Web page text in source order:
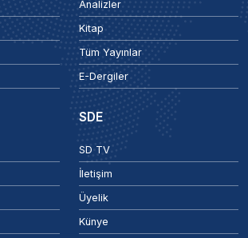
Analizler
Kitap
Tüm Yayınlar
E-Dergiler
SDE
SD TV
İletişim
Üyelik
Künye